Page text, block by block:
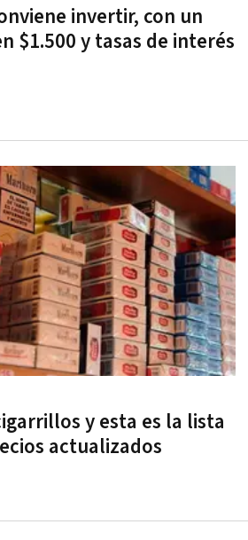
invertir, con un
$1.500 y tasas de interés
y esta es la lista
actualizados